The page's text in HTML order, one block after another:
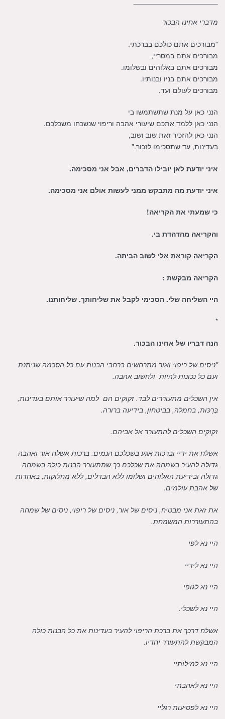
מדברי אחינו הבכור
"מבורכים אתם כולכם בברכתי.
מבורכים אתם במסריי,
מבורכים אתם באלוהים ובשלומו.
מבורכים אתם בניו ובנותיו.
מבורכים לעולם ועד.
הנני כאן על מנת שתשתמשו בי
הנני כאן ללמד אתכם שיעורי אהבה וריפוי שנשכחו משכלכם.
הנני כאן להזכיר זאת שוב ושוב,
בעדינות, עד שתסכימו לזכור."
איני יודעת לאן יובילו הדברים, אבל אני מסכימה.
איני יודעת מה מתבקש ממני לעשות אולם אני מסכימה.
כי שמעתי את הקריאה!
והקריאה מהדהדת בי.
הקריאה קוראת אלי לשוב הביתה.
הקריאה מבקשת :
היי השליחה שלי. הסכימי לקבל את שליחותך. שליחותנו.
*
הנה דבריו של אחינו הבכור.
"ניסים של ריפוי ואור מתרחשים ברחבי הבנות עם כל הסכמה שניתנת
ועם כל נכונות להיות ולחשוב אהבה.
אין השכלים מתעוררים לבד. זקוקים הם למה שיעורר אותם בעדינות,
בְּרַכּוּת, בחמלה, בביטחון, בידיעה ברורה.
זקוקים השכלים להתעורר אל אביהם.
אשלח את ידיי וברכות אגע בשכלכם הנמים. ברכות אשלח אור ואהבה
גדולה להעיר בשמחה את שכלכם כך שתתעורר הבנות כולה בשמחה
גדולה ובידיעת האלוהים ושלומו ללא הבדלים, ללא מחלוקות, באחדות
של אהבת עולמים.
את זאת אני מבטיח, ניסים של אור, ניסים של ריפוי, ניסים של שמחה
בהתעוררות המשמחת.
היי נא לפי
היי נא לידיי
היי נא לגופי
היי נא לשכלי.
אשלח דרכך את ברכת הריפוי להעיר בעדינות את כל הבנות כולה
המבקשת להתעורר יחדיו.
היי נא למילותיי
היי נא לאהבתי
היי נא לפסיעות רגליי